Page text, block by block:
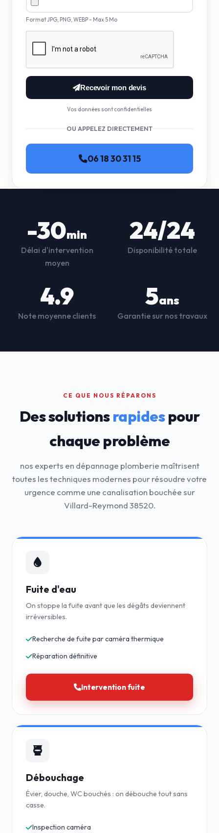
Format JPG, PNG, WEBP - Max 5 Mo
Recevoir mon devis
Vos données sont confidentielles
OU APPELEZ DIRECTEMENT
06 18 30 31 15
-30min
Délai d'intervention
moyen
24/24
Disponibilité totale
4.9
Note moyenne clients
5ans
Garantie sur nos travaux
CE QUE NOUS RÉPARONS
Des solutionsrapidespour
chaque problème
nos experts en dépannage plomberie maîtrisent
toutes les techniques modernes pour résoudre votre
urgence comme une canalisation bouchée sur
Villard-Reymond 38520.
Fuite d'eau
On stoppe la fuite avant que les dégâts deviennent
irréversibles.
Recherche de fuite par caméra thermique
Réparation définitive
Intervention fuite
Débouchage
Évier, douche, WC bouchés : on débouche tout sans
casse.
Inspection caméra